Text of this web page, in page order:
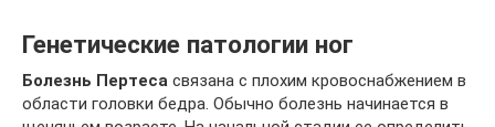
Генетические патологии ног
Болезнь Пертеса связана с плохим кровоснабжением в
области головки бедра. Обычно болезнь начинается в